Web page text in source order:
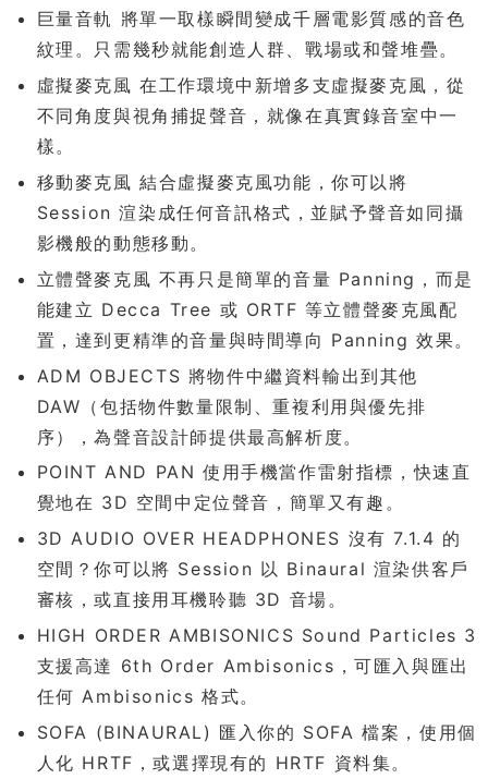
巨量音軌 將單一取樣瞬間變成千層電影質感的音色
紋理。只需幾秒就能創造人群、戰場或和聲堆疊。
虛擬麥克風 在工作環境中新增多支虛擬麥克風，從
不同角度與視角捕捉聲音，就像在真實錄音室中一
樣。
移動麥克風 結合虛擬麥克風功能，你可以將
Session 渲染成任何音訊格式，並賦予聲音如同攝
影機般的動態移動。
立體聲麥克風 不再只是簡單的音量 Panning，而是
能建立 Decca Tree 或 ORTF 等立體聲麥克風配
置，達到更精準的音量與時間導向 Panning 效果。
ADM OBJECTS 將物件中繼資料輸出到其他
DAW（包括物件數量限制、重複利用與優先排
序），為聲音設計師提供最高解析度。
POINT AND PAN 使用手機當作雷射指標，快速直
覺地在 3D 空間中定位聲音，簡單又有趣。
3D AUDIO OVER HEADPHONES 沒有 7.1.4 的
空間？你可以將 Session 以 Binaural 渲染供客戶
審核，或直接用耳機聆聽 3D 音場。
HIGH ORDER AMBISONICS Sound Particles 3
支援高達 6th Order Ambisonics，可匯入與匯出
任何 Ambisonics 格式。
SOFA (BINAURAL) 匯入你的 SOFA 檔案，使用個
人化 HRTF，或選擇現有的 HRTF 資料集。